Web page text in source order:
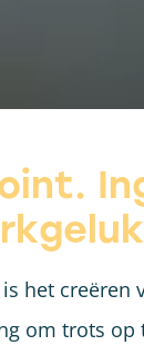
het creëren
om trots op